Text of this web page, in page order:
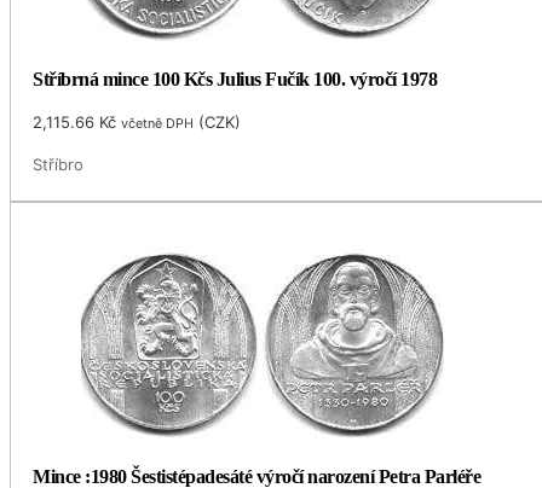
Stříbrná mince 100 Kčs Julius Fučík 100. výročí 1978
2,115.66 Kč včetně DPH (CZK)
Stříbro
Mince :1980 Šestistépadesáté výročí narození Petra Parléře